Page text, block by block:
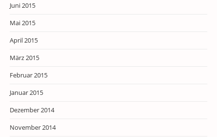
Juni 2015
Mai 2015
April 2015
März 2015
Februar 2015
Januar 2015
Dezember 2014
November 2014